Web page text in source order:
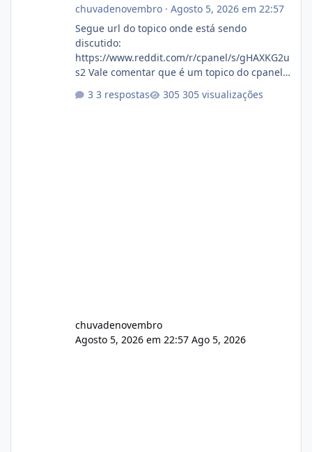
chuvadenovembro· Agosto 5, 2026 em 22:57
Segue url do topico onde está sendo
discutido:
https://www.reddit.com/r/cpanel/s/gHAXKG2u
s2 Vale comentar que é um topico do cpanel...
3 respostas 305 visualizações
chuvadenovembro
Agosto 5, 2026 em 22:57 Ago 5, 2026